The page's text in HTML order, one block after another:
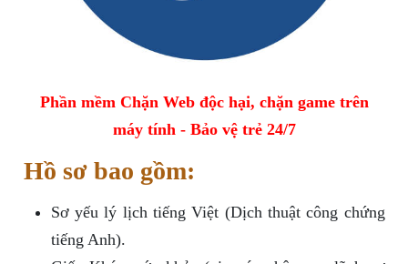
Phần mềm Chặn Web độc hại, chặn game trên
máy tính - Bảo vệ trẻ 24/7
Hồ sơ bao gồm:
Sơ yếu lý lịch tiếng Việt (Dịch thuật công chứng
tiếng Anh).